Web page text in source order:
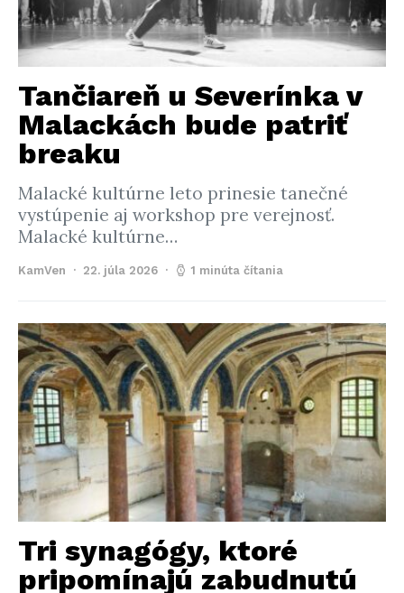
Tančiareň u Severínka v
Malackách bude patriť
breaku
Malacké kultúrne leto prinesie tanečné
vystúpenie aj workshop pre verejnosť.
Malacké kultúrne…
KamVen 22. júla 2026 1 minúta čítania
Tri synagógy, ktoré
pripomínajú zabudnutú